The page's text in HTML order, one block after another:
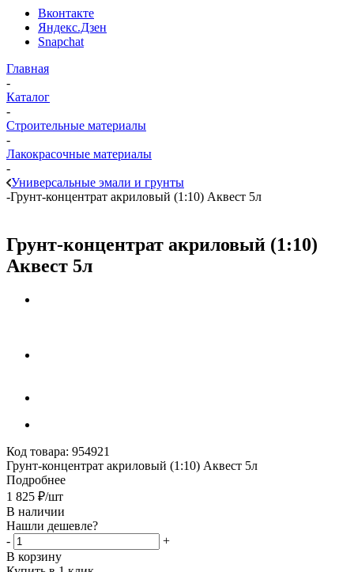
Вконтакте
Яндекс.Дзен
Snapchat
Главная
-
Каталог
-
Строительные материалы
-
Лакокрасочные материалы
-
Универсальные эмали и грунты
-Грунт-концентрат акриловый (1:10) Аквест 5л
Грунт-концентрат акриловый (1:10)
Аквест 5л
Код товара: 954921
Грунт-концентрат акриловый (1:10) Аквест 5л
Подробнее
1 825 ₽/шт
В наличии
Нашли дешевле?
-
+
В корзину